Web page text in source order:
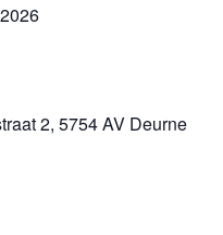
2, 5754 AV Deurne